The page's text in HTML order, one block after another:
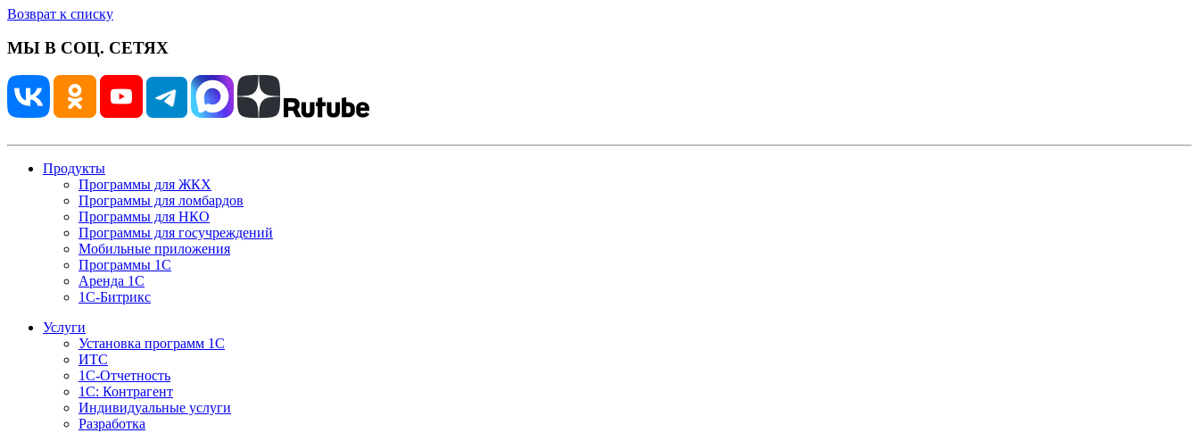
Возврат к списку
МЫ В СОЦ. СЕТЯХ
Продукты
Программы для ЖКХ
Программы для ломбардов
Программы для НКО
Программы для госучреждений
Мобильные приложения
Программы 1С
Аренда 1С
1С-Битрикс
Услуги
Установка программ 1С
ИТС
1С-Отчетность
1С: Контрагент
Индивидуальные услуги
Разработка